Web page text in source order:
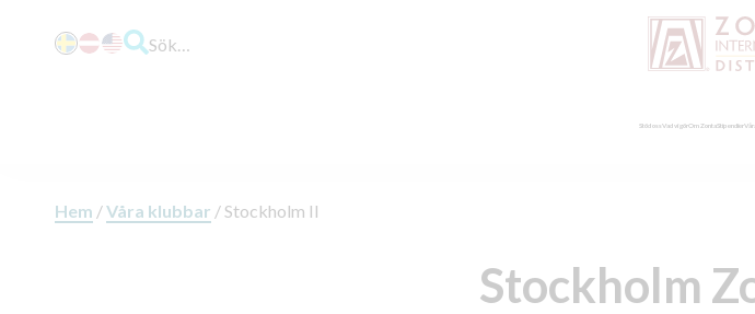
Sök…
Stöd ossVad vi görOm ZontaStipendier
Hem /Våra klubbar /Stockholm II
Stockholm